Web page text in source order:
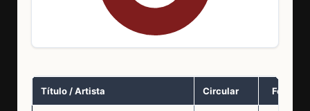
Título / Artista Circular Fecha